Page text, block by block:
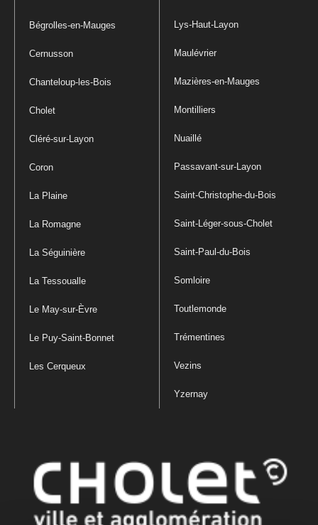
Bégrolles-en-Mauges
Cernusson
Chanteloup-les-Bois
Cholet
Cléré-sur-Layon
Coron
La Plaine
La Romagne
La Séguinière
La Tessoualle
Le May-sur-Èvre
Le Puy-Saint-Bonnet
Les Cerqueux
Lys-Haut-Layon
Maulévrier
Mazières-en-Mauges
Montilliers
Nuaillé
Passavant-sur-Layon
Saint-Christophe-du-Bois
Saint-Léger-sous-Cholet
Saint-Paul-du-Bois
Somloire
Toutlemonde
Trémentines
Vezins
Yzernay